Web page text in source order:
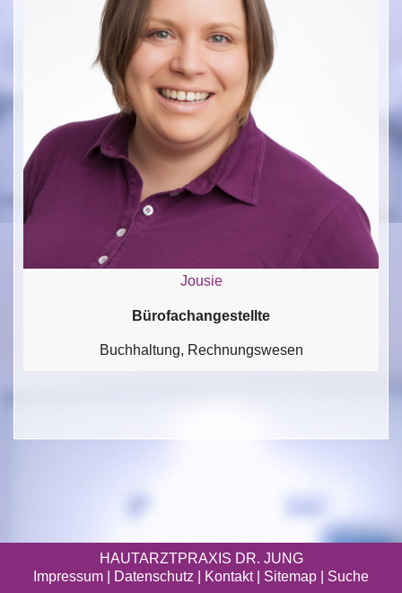
Jousie
Bürofachangestellte
Buchhaltung, Rechnungswesen
HAUTARZTPRAXIS DR. JUNG
Impressum
Datenschutz | Kontakt | Sitemap Suche